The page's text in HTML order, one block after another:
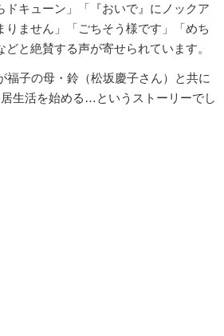
ドキューン」「『おいで』にノックア
りません」「ごちそう様です」「めち
と絶賛する声が寄せられています。
子の母・鈴（松坂慶子さん）と共に
生活を始める…というストーリーでし